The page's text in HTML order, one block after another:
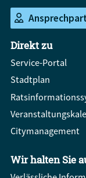
Direkt zu
Service-Portal
Stadtplan
Citymanagement
Wir halten Sie